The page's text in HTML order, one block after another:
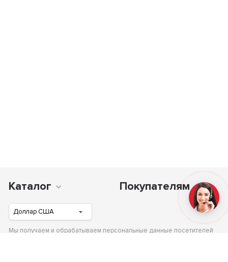
Каталог Покупателям
Мы получаем и обрабатываем персональные данные посетителей